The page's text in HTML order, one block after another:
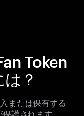
Token
？
または保有する
護されます。